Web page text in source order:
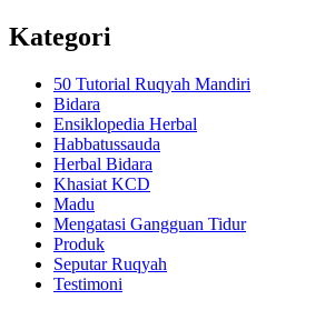
Kategori
50 Tutorial Ruqyah Mandiri
Bidara
Ensiklopedia Herbal
Habbatussauda
Herbal Bidara
Khasiat KCD
Madu
Mengatasi Gangguan Tidur
Produk
Seputar Ruqyah
Testimoni